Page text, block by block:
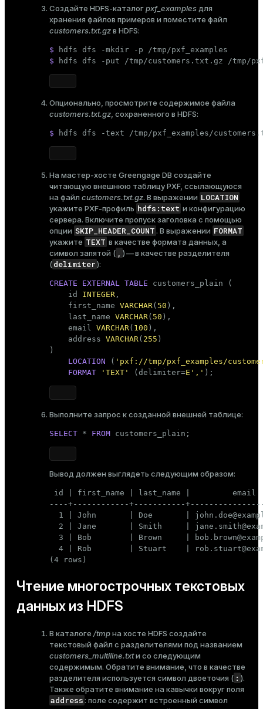
Создайте HDFS-каталогpxf_examplesдля
хранения файлов примеров и поместите файл
customers.txt.gzв HDFS:
$ hdfs dfs -mkdir -p /tmp/pxf_examples
$
hdfs dfs -put /tmp/customers.txt.gz /tmp/
Опционально, просмотрите содержимое файла
customers.txt.gz, сохраненного в HDFS:
$ hdfs dfs -text /tmp/pxf_examples/
На мастер-хосте Greengage DB создайте
читающую внешнюю таблицу PXF, ссылающуюся
на файл customers.txt.gz. В выражении LOCATION
укажите PXF-профиль hdfs:text и конфигурацию
сервера. Включите пропуск заголовка с помощью
опции SKIP_HEADER_COUNT. В выражении FORMAT
укажите TEXT в качестве формата данных, а
символ запятой ( , ) — в качестве разделителя
(delimiter):
CREATE EXTERNAL TABLE customers_plain (
    id
INTEGER ,
    first_name
VARCHAR( 50 ),
    last_name
VARCHAR( 50 ),
    email
VARCHAR( 100 ),
    address
VARCHAR( 255 )
)
LOCATION ( 'pxf://tmp/pxf_examples/
FORMAT
'TEXT' (delimiter=E',' );
Выполните запрос к созданной внешней таблице:
SELECT * FROM customers_plain;
Вывод должен выглядеть следующим образом:
id | first_name | last_name |
----+------------+-----------
1 | John       | Doe       |
2 | Jane       | Smith     |
3 | Bob        | Brown     |
4 | Rob        | Stuart    |
(4 rows)
Чтение многострочных текстовых
данных из HDFS
В каталоге /tmpна хосте HDFS создайте
текстовый файл с разделителями под названием
customers_multiline.txtи со следующим
содержимым. Обратите внимание, что в качестве
разделителя используется символ двоеточия ( : ).
Также обратите внимание на кавычки вокруг поля
address: поле содержит встроенный символ